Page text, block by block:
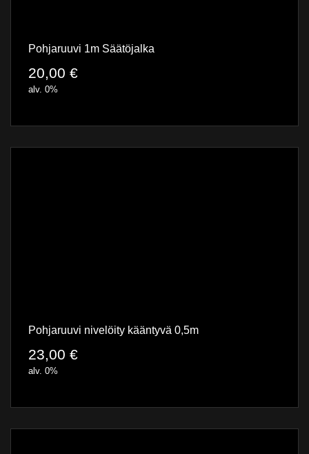
Pohjaruuvi 1m Säätöjalka
20,00 €
alv. 0%
Pohjaruuvi nivelöity kääntyvä 0,5m
23,00 €
alv. 0%